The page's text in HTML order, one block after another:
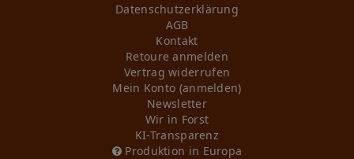
Daten­schutz­erklärung
AGB
Kontakt
Retoure anmelden
Vertrag widerrufen
Mein Konto (anmelden)
Newsletter
Wir in Forst
KI-Transparenz
Produktion in Europa